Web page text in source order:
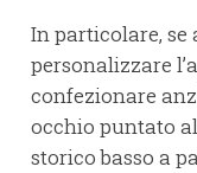
In particolare,
personalizzare
confezionare
occhio puntato
storico basso a